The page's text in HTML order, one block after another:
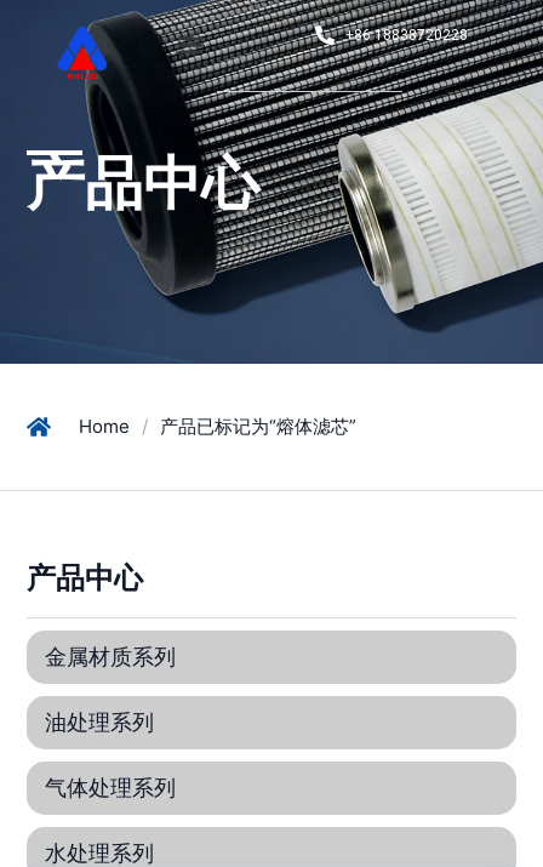
+86 18838720228
产品中心
Home / 产品已标记为“熔体滤芯”
产品中心
金属材质系列
油处理系列
气体处理系列
水处理系列